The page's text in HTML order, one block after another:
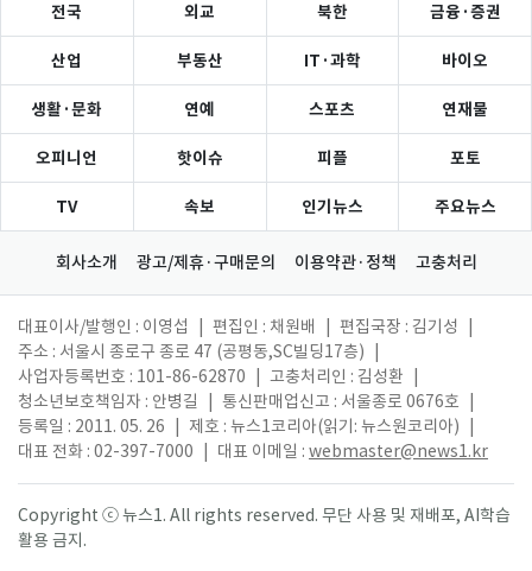
전국 외교 북한 금융·증권
산업 부동산 IT·과학 바이오
생활·문화 연예 스포츠 연재물
오피니언 핫이슈 피플 포토
TV 속보 인기뉴스 주요뉴스
회사소개 광고/제휴·구매문의 이용약관·정책 고충처리
대표이사/발행인 : 이영섭 편집인 : 채원배 편집국장 : 김기성
주소 : 서울시 종로구 종로 47 (공평동,SC빌딩17층)
사업자등록번호 : 101-86-62870
고충처리인 : 김성환
청소년보호책임자 : 안병길
통신판매업신고 : 서울종로 0676호
등록일 : 2011. 05. 26
제호 : 뉴스1코리아(읽기: 뉴스원코리아)
대표 전화 : 02-397-7000
대표 이메일 : webmaster@news1.kr
Copyright ⓒ 뉴스1. All rights reserved. 무단 사용 및 재배포, AI학습
활용 금지.